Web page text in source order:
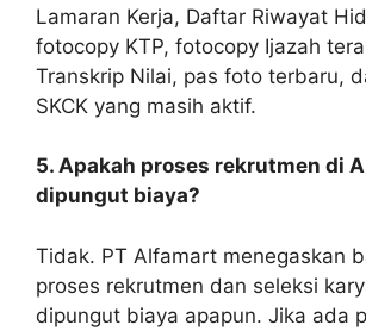
Lamaran Kerja, Daftar Riwayat
fotocopy KTP, fotocopy Ijazah
Transkrip Nilai, pas foto terbaru,
SKCK yang masih aktif.
5. Apakah proses rekrutmen di
dipungut biaya?
Tidak. PT Alfamart menegaskan
proses rekrutmen dan seleksi
dipungut biaya apapun. Jika ada